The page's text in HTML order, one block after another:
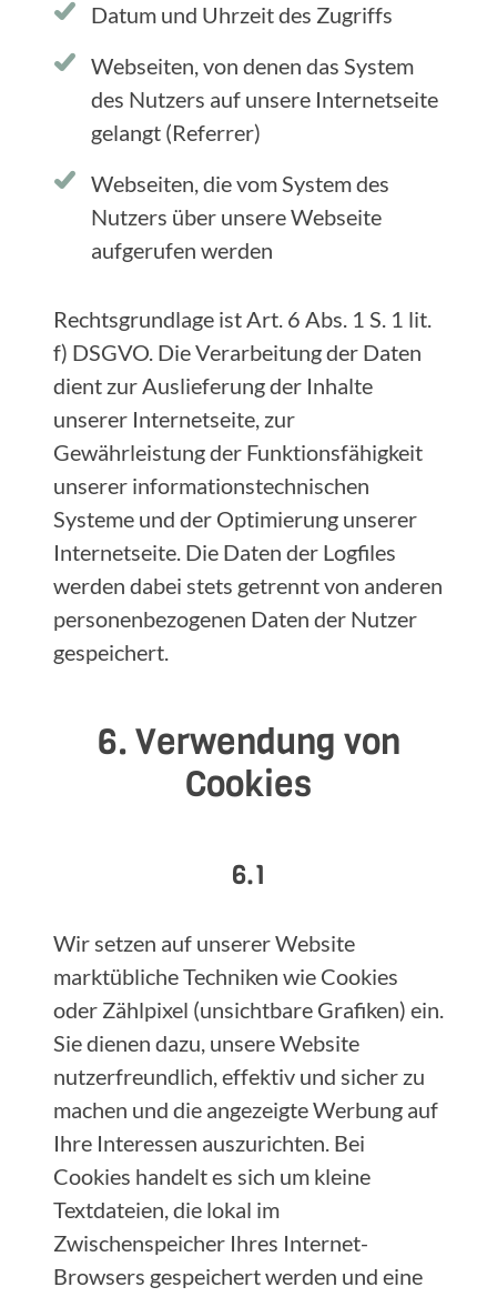
Datum und Uhrzeit des Zugriffs
Webseiten, von denen das System
des Nutzers auf unsere Internetseite
gelangt (Referrer)
Webseiten, die vom System des
Nutzers über unsere Webseite
aufgerufen werden
Rechtsgrundlage ist Art. 6 Abs. 1 S. 1 lit.
f) DSGVO. Die Verarbeitung der Daten
dient zur Auslieferung der Inhalte
unserer Internetseite, zur
Gewährleistung der Funktionsfähigkeit
unserer informationstechnischen
Systeme und der Optimierung unserer
Internetseite. Die Daten der Logfiles
werden dabei stets getrennt von anderen
personenbezogenen Daten der Nutzer
gespeichert.
6. Verwendung von
Cookies
6.1
Wir setzen auf unserer Website
marktübliche Techniken wie Cookies
oder Zählpixel (unsichtbare Grafiken) ein.
Sie dienen dazu, unsere Website
nutzerfreundlich, effektiv und sicher zu
machen und die angezeigte Werbung auf
Ihre Interessen auszurichten. Bei
Cookies handelt es sich um kleine
Textdateien, die lokal im
Zwischenspeicher Ihres Internet-
Browsers gespeichert werden und eine